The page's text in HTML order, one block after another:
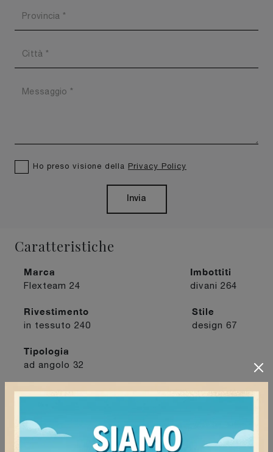
Ho preso visione della Privacy Policy
Invia
Caratteristiche
Marca
Flexteam 24
Imbottiti
divani 264
Rivestimento
in tessuto 240
Stile
design 67
Tipologia
ad angolo 32
I più visti a :
Vigevano